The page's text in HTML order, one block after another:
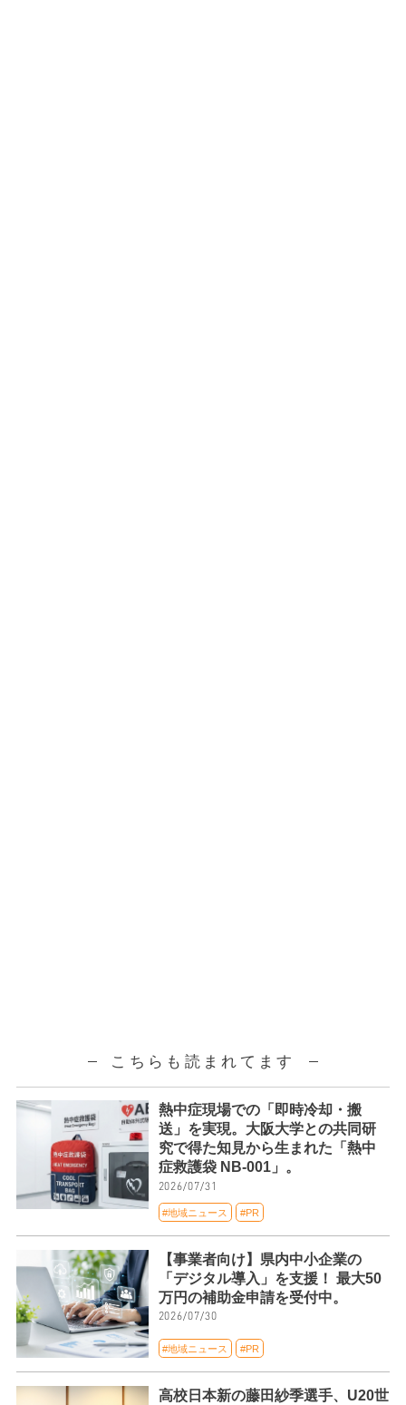
こちらも読まれてます
熱中症現場での「即時冷却・搬
送」を実現。大阪大学との共同研
究で得た知見から生まれた「熱中
症救護袋 NB-001」。
2026/07/31
#地域ニュース #PR
【事業者向け】県内中小企業の
「デジタル導入」を支援！ 最大50
万円の補助金申請を受付中。
2026/07/30
#地域ニュース #PR
高校日本新の藤田紗季選手、U20世